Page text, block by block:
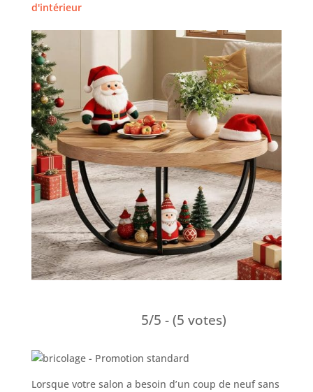
d'intérieur
5/5 - (5 votes)
Lorsque votre salon a besoin d’un coup de neuf sans